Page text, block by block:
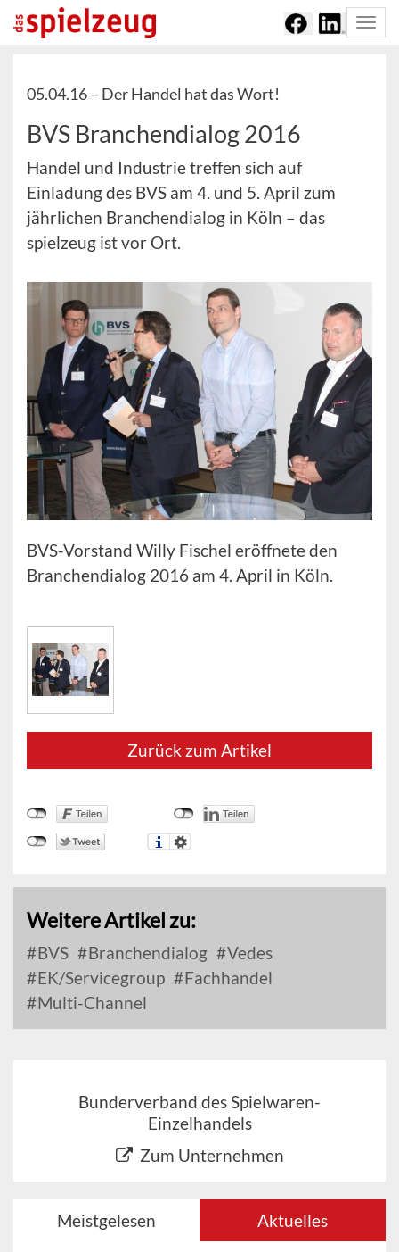
05.04.16 – Der Handel hat das Wort!
BVS Branchendialog 2016
Handel und Industrie treffen sich auf
Einladung des BVS am 4. und 5. April zum
jährlichen Branchendialog in Köln – das
spielzeug ist vor Ort.
BVS-Vorstand Willy Fischel eröffnete den
Branchendialog 2016 am 4. April in Köln.
Zurück zum Artikel
Weitere Artikel zu:
BVS Branchendialog
Vedes
EK/Servicegroup
Fachhandel
Multi-Channel
Bunderverband des Spielwaren-
Einzelhandels
Zum Unternehmen
Meistgelesen Aktuelles